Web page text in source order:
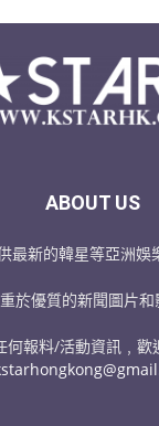
ABOUT US
最新的韓星等亞洲娛
於優質的新聞圖片和
何報料/活動資訊﹐歡